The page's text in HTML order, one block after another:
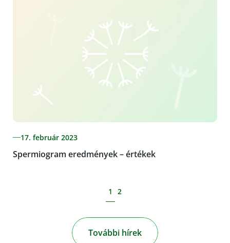
17. február 2023
Spermiogram eredmények – értékek
1 2
További hírek